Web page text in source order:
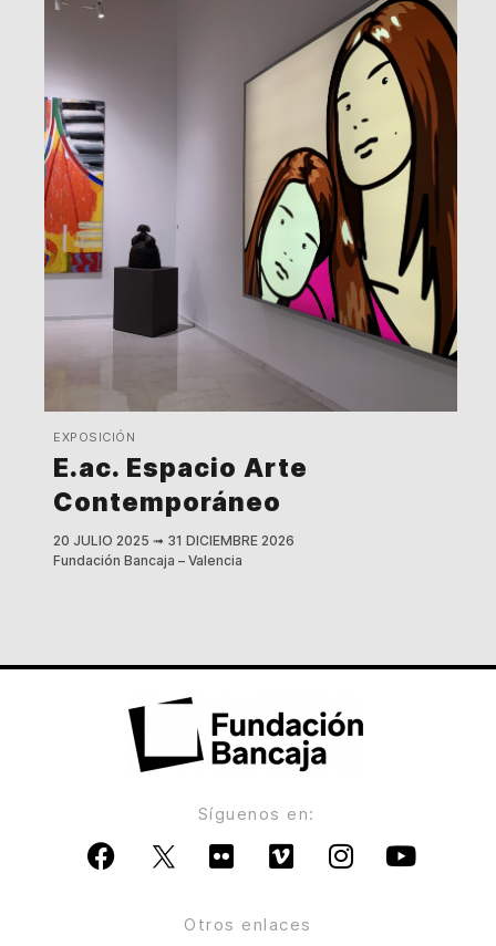
EXPOSICIÓN
E.ac. Espacio Arte
Contemporáneo
20 JULIO 2025 ➟ 31 DICIEMBRE 2026
Fundación Bancaja – Valencia
Síguenos en:
Otros enlaces